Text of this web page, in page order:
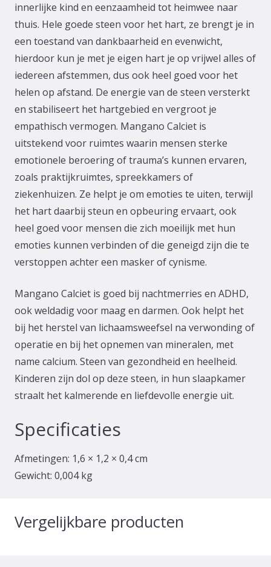
innerlijke kind en eenzaamheid tot heimwee naar
thuis. Hele goede steen voor het hart, ze brengt je in
een toestand van dankbaarheid en evenwicht,
hierdoor kun je met je eigen hart je op vrijwel alles of
iedereen afstemmen, dus ook heel goed voor het
helen op afstand. De energie van de steen versterkt
en stabiliseert het hartgebied en vergroot je
empathisch vermogen. Mangano Calciet is
uitstekend voor ruimtes waarin mensen sterke
emotionele beroering of trauma’s kunnen ervaren,
zoals praktijkruimtes, spreekkamers of
ziekenhuizen. Ze helpt je om emoties te uiten, terwijl
het hart daarbij steun en opbeuring ervaart, ook
heel goed voor mensen die zich moeilijk met hun
emoties kunnen verbinden of die geneigd zijn die te
verstoppen achter een masker of cynisme.
Mangano Calciet is goed bij nachtmerries en ADHD,
ook weldadig voor maag en darmen. Ook helpt het
bij het herstel van lichaamsweefsel na verwonding of
operatie en bij het opnemen van mineralen, met
name calcium. Steen van gezondheid en heelheid.
Kinderen zijn dol op deze steen, in hun slaapkamer
straalt het kalmerende en liefdevolle energie uit.
Specificaties
Afmetingen: 1,6 × 1,2 × 0,4 cm
Gewicht: 0,004 kg
Vergelijkbare producten